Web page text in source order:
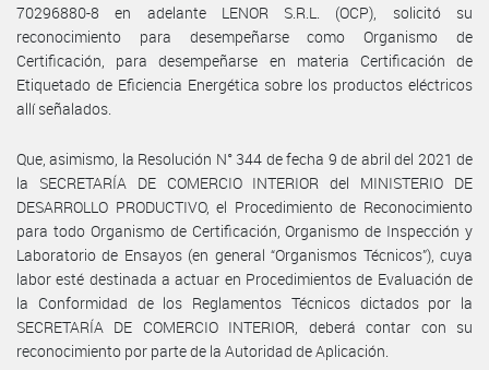
70296880-8 en adelante LENOR S.R.L. (OCP), solicitó su
reconocimiento para desempeñarse como Organismo de
Certificación, para desempeñarse en materia Certificación de
Etiquetado de Eficiencia Energética sobre los productos eléctricos
allí señalados.
Que, asimismo, la Resolución N° 344 de fecha 9 de abril del 2021 de
la SECRETARÍA DE COMERCIO INTERIOR del MINISTERIO DE
DESARROLLO PRODUCTIVO, el Procedimiento de Reconocimiento
para todo Organismo de Certificación, Organismo de Inspección y
Laboratorio de Ensayos (en general “Organismos Técnicos”), cuya
labor esté destinada a actuar en Procedimientos de Evaluación de
la Conformidad de los Reglamentos Técnicos dictados por la
SECRETARÍA DE COMERCIO INTERIOR, deberá contar con su
reconocimiento por parte de la Autoridad de Aplicación.